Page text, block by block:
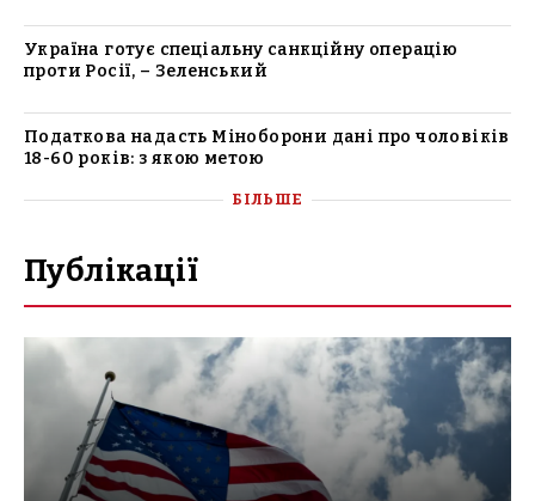
Україна готує спеціальну санкційну операцію
проти Росії, – Зеленський
Податкова надасть Міноборони дані про чоловіків
18-60 років: з якою метою
БІЛЬШЕ
Публікації